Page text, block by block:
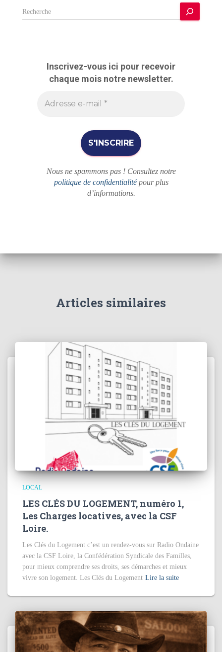
R
e
Inscrivez-vous ici pour recevoir
chaque mois notre newsletter.
Nous ne spammons pas ! Consultez notre
politique de confidentialitépour plus
d’informations.
Articles similaires
LOCAL
LES CLÉS DU LOGEMENT, numéro 1,
Les Charges locatives, avec la CSF
Loire.
Les Clés du Logement c’est un rendez-vous sur Radio Ondaine
avec la CSF Loire, la Confédération Syndicale des Familles,
pour mieux comprendre ses droits, ses démarches et mieux
vivre son logement. Les Clés du Logement Lire la suite